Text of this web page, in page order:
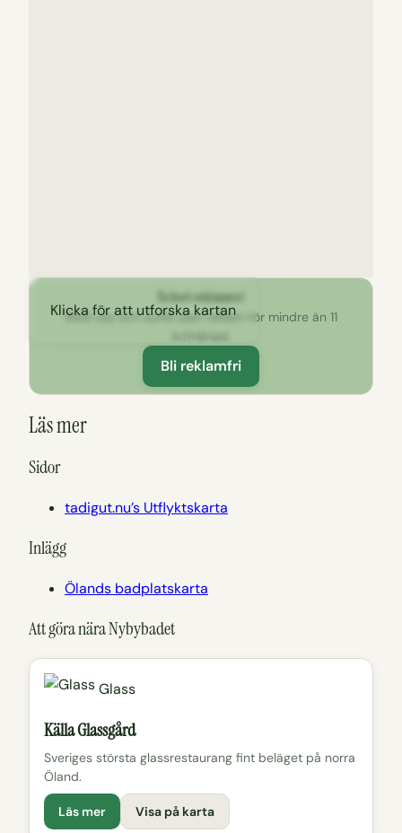
Klicka för att utforska kartan
Ta bort reklamen!
Stöd oss och surfa utan reklam för mindre än 11
kr/månad.
Bli reklamfri
Läs mer
Sidor
tadigut.nu’s Utflyktskarta
Inlägg
Ölands badplatskarta
Att göra nära Nybybadet
Glass
Källa Glassgård
Sveriges största glassrestaurang fint beläget på norra
Öland.
Läs mer Visa på karta